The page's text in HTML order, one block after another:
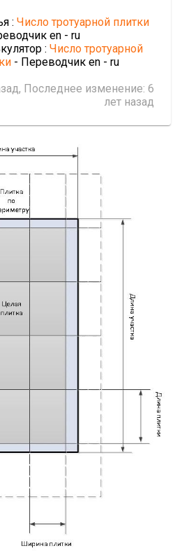
: Число тротуарной плитки
en - ru
: Число тротуарной
- Переводчик en - ru
, Последнее изменение: 6
лет назад